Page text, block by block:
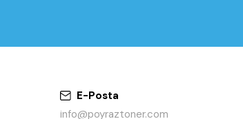
E-Posta
info@poyraztoner.com